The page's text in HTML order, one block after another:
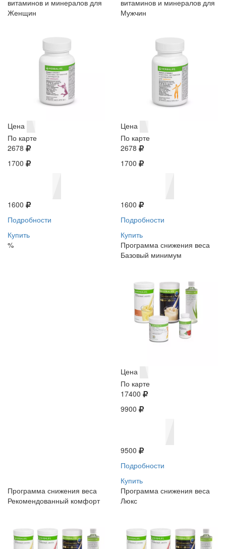
витаминов и минералов для
Женщин
Цена
По карте
2678
1700
1600
Подробности
Купить
%
витаминов и минералов для
Мужчин
Цена
По карте
2678
1700
1600
Подробности
Купить
Программа снижения веса
Базовый минимум
Цена
По карте
17400
9900
9500
Подробности
Купить
Программа снижения веса
Рекомендованный комфорт
Программа снижения веса
Люкс